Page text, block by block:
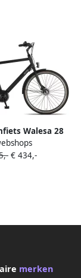
Walesa 28
Heren 3V
Matzwart
€ 434,-
merken